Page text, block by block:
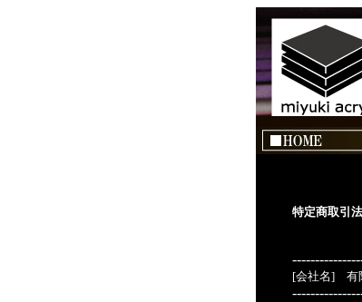
特定商取引
[会社名] 有